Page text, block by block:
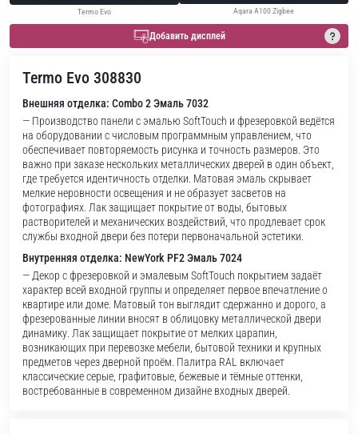
Termo Evo Aqara A100 Zigbee
Добавить дисплей
Termo Evo 308830
Внешняя отделка: Combo 2 Эмаль 7032
— Производство панели с эмалью SoftTouch и фрезеровкой ведётся
на оборудовании с числовым программным управлением, что
обеспечивает повторяемость рисунка и точность размеров. Это
важно при заказе нескольких металлических дверей в один объект,
где требуется идентичность отделки. Матовая эмаль скрывает
мелкие неровности освещения и не образует засветов на
фотографиях. Лак защищает покрытие от воды, бытовых
растворителей и механических воздействий, что продлевает срок
службы входной двери без потери первоначальной эстетики.
Внутренняя отделка: NewYork PF2 Эмаль 7024
— Декор с фрезеровкой и эмалевым SoftTouch покрытием задаёт
характер всей входной группы и определяет первое впечатление о
квартире или доме. Матовый тон выглядит сдержанно и дорого, а
фрезерованные линии вносят в облицовку металлической двери
динамику. Лак защищает покрытие от мелких царапин,
возникающих при перевозке мебели, бытовой техники и крупных
предметов через дверной проём. Палитра RAL включает
классические серые, графитовые, бежевые и тёмные оттенки,
востребованные в современном дизайне входных дверей.